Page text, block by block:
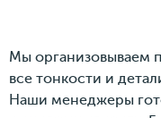
Мы организовываем
все тонкости и
Наши менеджеры